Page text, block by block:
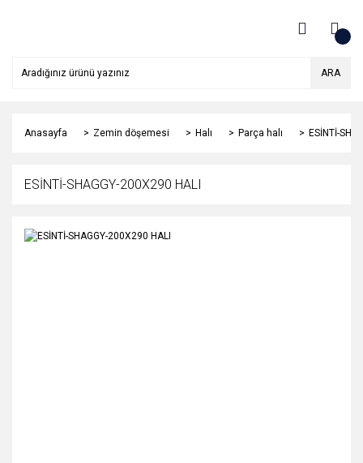
ARA
Anasayfa Zemin döşemesi Halı Parça halı ESİNTİ-
ESİNTİ-SHAGGY-200X290 HALI